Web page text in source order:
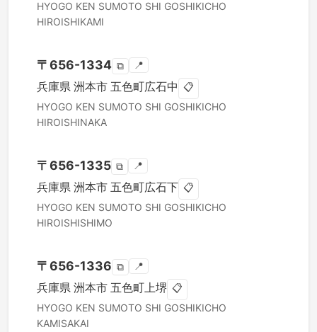
HYOGO KEN SUMOTO SHI GOSHIKICHO
HIROISHIKAMI
〒656-1334 ⧉ 📍
兵庫県 洲本市 五色町広石中 📋
HYOGO KEN SUMOTO SHI GOSHIKICHO
HIROISHINAKA
〒656-1335 ⧉ 📍
兵庫県 洲本市 五色町広石下 📋
HYOGO KEN SUMOTO SHI GOSHIKICHO
HIROISHISHIMO
〒656-1336 ⧉ 📍
兵庫県 洲本市 五色町上堺 📋
HYOGO KEN SUMOTO SHI GOSHIKICHO
KAMISAKAI